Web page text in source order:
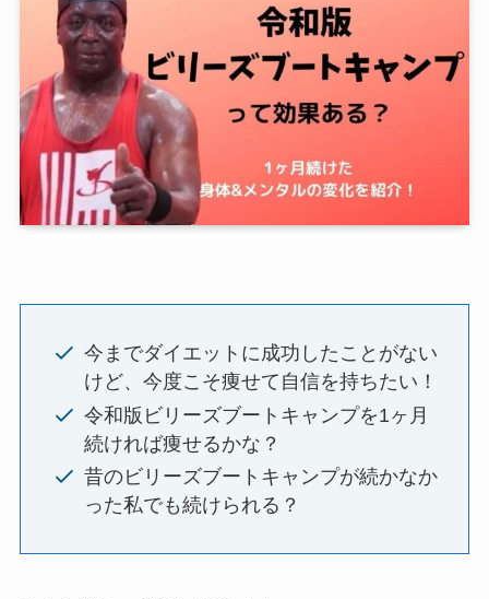
今までダイエットに成功したことがない
けど、今度こそ痩せて自信を持ちたい！
令和版ビリーズブートキャンプを1ヶ月
続ければ痩せるかな？
昔のビリーズブートキャンプが続かなか
った私でも続けられる？